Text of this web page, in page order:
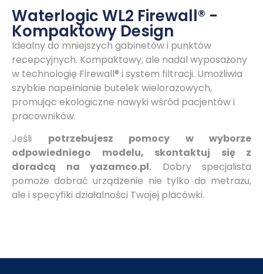
Waterlogic WL2 Firewall® -
Kompaktowy Design
Idealny do mniejszych gabinetów i punktów
recepcyjnych. Kompaktowy, ale nadal wyposażony
w technologię Firewall® i system filtracji. Umożliwia
szybkie napełnianie butelek wielorazowych,
promując ekologiczne nawyki wśród pacjentów i
pracowników.
Jeśli potrzebujesz pomocy w wyborze
odpowiedniego modelu, skontaktuj się z
doradcą na yazamco.pl. Dobry specjalista
pomoże dobrać urządzenie nie tylko do metrażu,
ale i specyfiki działalności Twojej placówki.